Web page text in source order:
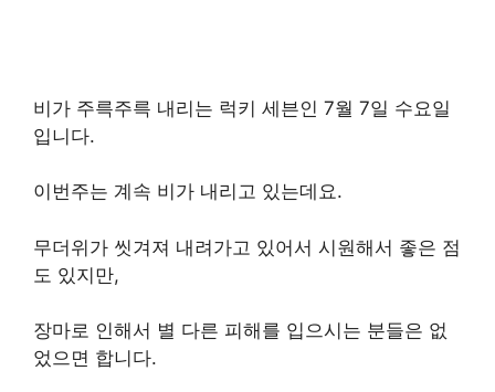
비가 주륵주륵 내리는 럭키 세븐인 7월 7일 수요일
입니다.
이번주는 계속 비가 내리고 있는데요.
무더위가 씻겨져 내려가고 있어서 시원해서 좋은 점
도 있지만,
장마로 인해서 별 다른 피해를 입으시는 분들은 없
었으면 합니다.